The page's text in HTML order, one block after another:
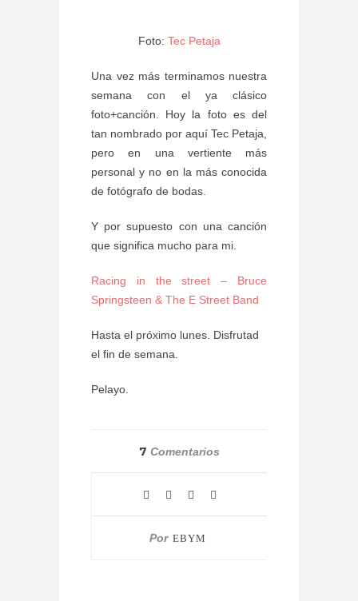
Foto: Tec Petaja
Una vez más terminamos nuestra
semana con el ya clásico
foto+canción. Hoy la foto es del
tan nombrado por aquí Tec Petaja,
pero en una vertiente más
personal y no en la más conocida
de fotógrafo de bodas.
Y por supuesto con una canción
que significa mucho para mi.
Racing in the street – Bruce
Springsteen & The E Street Band
Hasta el próximo lunes. Disfrutad
el fin de semana.
Pelayo.
7 Comentarios
Por EBYM